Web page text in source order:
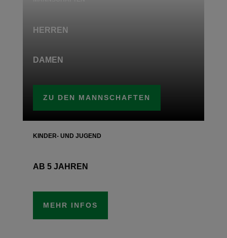
HERREN
DAMEN
ZU DEN MANNSCHAFTEN
KINDER- UND JUGEND
AB 5 JAHREN
MEHR INFOS